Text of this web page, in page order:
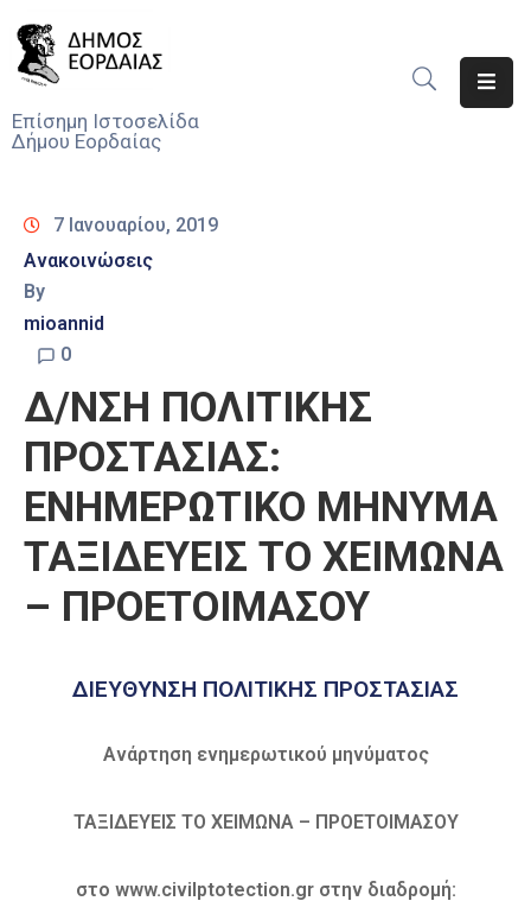
Επίσημη Ιστοσελίδα
Δήμου Εορδαίας
Νέα
Υπηρεσίες
Του
Δήμου
Προσκλήσεις
Αποφάσεις
Τηλέφωνα
Καιρός
7 Ιανουαρίου, 2019
Ανακοινώσεις
By
mioannid
0
Δ/ΝΣΗ ΠΟΛΙΤΙΚΗΣ
ΠΡΟΣΤΑΣΙΑΣ:
ΕΝΗΜΕΡΩΤΙΚΟ ΜΗΝΥΜΑ
ΤΑΞΙΔΕΥΕΙΣ ΤΟ ΧΕΙΜΩΝΑ
– ΠΡΟΕΤΟΙΜΑΣΟΥ
ΔΙΕΥΘΥΝΣΗ ΠΟΛΙΤΙΚΗΣ ΠΡΟΣΤΑΣΙΑΣ
Ανάρτηση ενημερωτικού μηνύματος
ΤΑΞΙΔΕΥΕΙΣ ΤΟ ΧΕΙΜΩΝΑ – ΠΡΟΕΤΟΙΜΑΣΟΥ
στο www.civilptotection.gr στην διαδρομή: